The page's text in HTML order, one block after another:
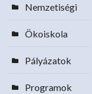
Nemzetiségi
Ökoiskola
Pályázatok
Programok